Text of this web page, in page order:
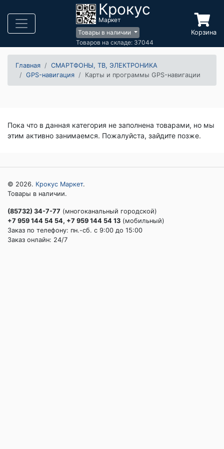
Крокус
Маркет
Товары в наличии
Товаров на складе: 37044
Корзина
Главная
СМАРТФОНЫ, ТВ, ЭЛЕКТРОНИКА
GPS-навигация
Карты и программы GPS-навигации
Пока что в данная категория не заполнена товарами, но мы
этим активно занимаемся. Пожалуйста, зайдите позже.
© 2026. Крокус Маркет.
Товары в наличии.
(85732) 34-7-77 (многоканальный городской)
+7 959 144 54 54, +7 959 144 54 13 (мобильный)
Заказ по телефону: пн.-сб. c 9:00 до 15:00
Заказ онлайн: 24/7